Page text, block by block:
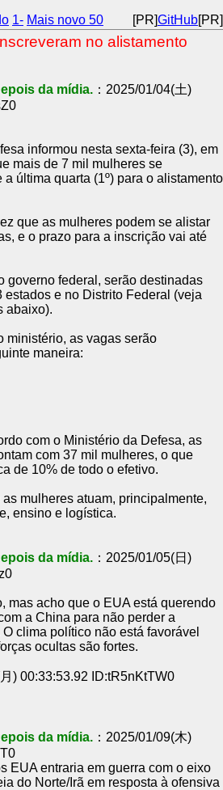
1- Mais novo 50 [PR]GitHub[PR]
no alistamento
da mídia. ：2025/01/04(土)
informou nesta sexta-feira (3), em
mais de 7 mil mulheres se
a última quarta (1º) para o alistamento
que as mulheres podem se alistar
e o prazo para a inscrição vai até
governo federal, serão destinadas
estados e no Distrito Federal (veja
abaixo).
ministério, as vagas serão
maneira:
com o Ministério da Defesa, as
com 37 mil mulheres, o que
de 10% de todo o efetivo.
mulheres atuam, principalmente,
ensino e logística.
da mídia. ：2025/01/05(日)
mas acho que o EUA está querendo
a China para não perder a
clima político não está favorável
ocultas são fortes.
) 00:33:53.92 ID:tR5nKtTW0
da mídia. ：2025/01/09(木)
EUA entraria em guerra com o eixo
do Norte/Irã em resposta à ofensiva